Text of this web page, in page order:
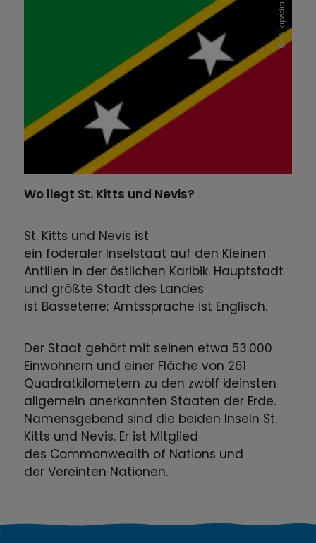
Wikipedia
Wo liegt St. Kitts und Nevis?
St. Kitts und Nevis ist
ein föderaler Inselstaat auf den Kleinen
Antillen in der östlichen Karibik. Hauptstadt
und größte Stadt des Landes
ist Basseterre; Amtssprache ist Englisch.
Der Staat gehört mit seinen etwa 53.000
Einwohnern und einer Fläche von 261
Quadratkilometern zu den zwölf kleinsten
allgemein anerkannten Staaten der Erde.
Namensgebend sind die beiden Inseln St.
Kitts und Nevis. Er ist Mitglied
des Commonwealth of Nations und
der Vereinten Nationen.